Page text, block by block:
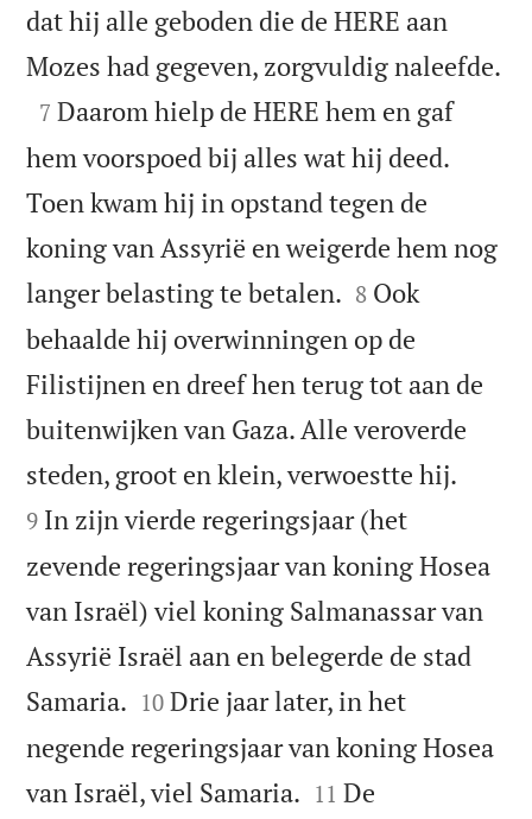
dat hij alle geboden die de HERE aan
Mozes had gegeven, zorgvuldig naleefde.

7 Daarom hielp de HERE hem en gaf
hem voorspoed bij alles wat hij deed.
Toen kwam hij in opstand tegen de
koning van Assyrië en weigerde hem nog
langer belasting te betalen. 

8 Ook
behaalde hij overwinningen op de
Filistijnen en dreef hen terug tot aan de
buitenwijken van Gaza. Alle veroverde
steden, groot en klein, verwoestte hij.
9 In zijn vierde regeringsjaar (het
zevende regeringsjaar van koning Hosea
van Israël) viel koning Salmanassar van
Assyrië Israël aan en belegerde de stad
Samaria. 

10 Drie jaar later, in het
negende regeringsjaar van koning Hosea
van Israël, viel Samaria. 

11 De